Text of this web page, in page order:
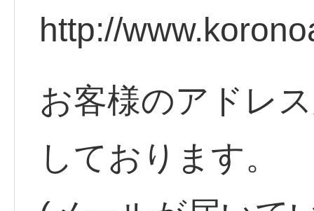
http://
お客様のアドレ
しております。